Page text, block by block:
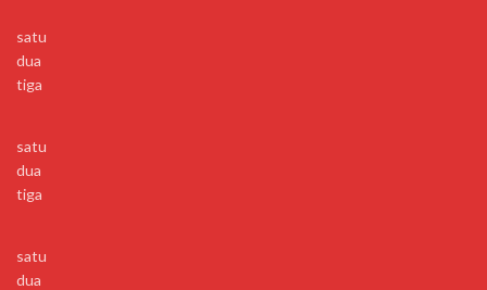
satu
dua
tiga
satu
dua
tiga
satu
dua